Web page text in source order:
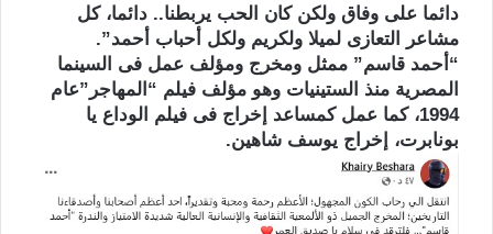
دائما على وفاق ولكن كان الحب يربطنا.. دائما، كل
مشاعر التعازى لميلا ولكريم ولكل أحباب أحمد”.
“أحمد قاسم” ممثل ومخرج ومؤلف عمل فى السينما
المصرية منذ الستينيات وهو مؤلف فيلم “المهاجر”عام
1994، كما عمل كمساعد إخراج فى فيلم الوداع يا
بونابرت، إخراج يوسف شاهين.